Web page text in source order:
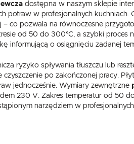
dostępna w naszym sklepie
potraw w profesjonalnych kuchniach.
– co pozwala na równoczesne
od 50 do 300°C, a szybki
informującą o osiągnięciu zadanej
ryzyko spływania tłuszczu lub
czyszczenie po zakończonej pracy.
jednocześnie. Wymiary zewnętrzne
230 V. Zakres temperatur od 50
narzędziem w